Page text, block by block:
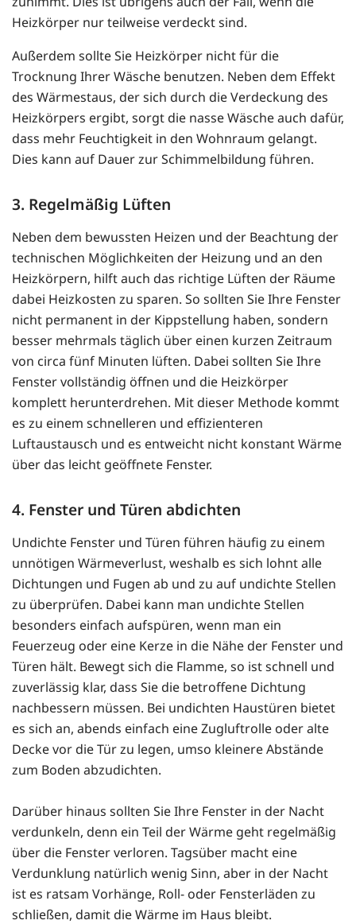
Heizkörper nur teilweise verdeckt sind.
Außerdem sollte Sie Heizkörper nicht für die
Trocknung Ihrer Wäsche benutzen. Neben dem Effekt
des Wärmestaus, der sich durch die Verdeckung des
Heizkörpers ergibt, sorgt die nasse Wäsche auch dafür,
dass mehr Feuchtigkeit in den Wohnraum gelangt.
Dies kann auf Dauer zur Schimmelbildung führen.
3. Regelmäßig Lüften
Neben dem bewussten Heizen und der Beachtung der
technischen Möglichkeiten der Heizung und an den
Heizkörpern, hilft auch das richtige Lüften der Räume
dabei Heizkosten zu sparen. So sollten Sie Ihre Fenster
nicht permanent in der Kippstellung haben, sondern
besser mehrmals täglich über einen kurzen Zeitraum
von circa fünf Minuten lüften. Dabei sollten Sie Ihre
Fenster vollständig öffnen und die Heizkörper
komplett herunterdrehen. Mit dieser Methode kommt
es zu einem schnelleren und effizienteren
Luftaustausch und es entweicht nicht konstant Wärme
über das leicht geöffnete Fenster.
4. Fenster und Türen abdichten
Undichte Fenster und Türen führen häufig zu einem
unnötigen Wärmeverlust, weshalb es sich lohnt alle
Dichtungen und Fugen ab und zu auf undichte Stellen
zu überprüfen. Dabei kann man undichte Stellen
besonders einfach aufspüren, wenn man ein
Feuerzeug oder eine Kerze in die Nähe der Fenster und
Türen hält. Bewegt sich die Flamme, so ist schnell und
zuverlässig klar, dass Sie die betroffene Dichtung
nachbessern müssen. Bei undichten Haustüren bietet
es sich an, abends einfach eine Zugluftrolle oder alte
Decke vor die Tür zu legen, umso kleinere Abstände
zum Boden abzudichten.
Darüber hinaus sollten Sie Ihre Fenster in der Nacht
verdunkeln, denn ein Teil der Wärme geht regelmäßig
über die Fenster verloren. Tagsüber macht eine
Verdunklung natürlich wenig Sinn, aber in der Nacht
ist es ratsam Vorhänge, Roll- oder Fensterläden zu
schließen, damit die Wärme im Haus bleibt.